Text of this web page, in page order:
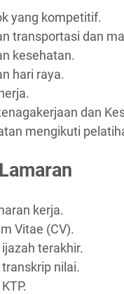
yang kompetitif.
transportasi dan
kesehatan.
hari raya.
dan
mengikuti
kerja.
Vitae (CV).
terakhir.
nilai.